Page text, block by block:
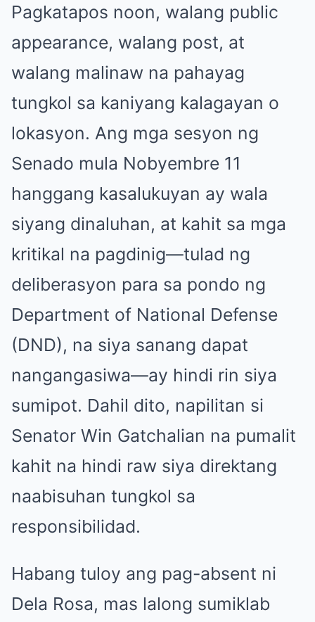
Pagkatapos noon, walang public
appearance, walang post, at
walang malinaw na pahayag
tungkol sa kaniyang kalagayan o
lokasyon. Ang mga sesyon ng
Senado mula Nobyembre 11
hanggang kasalukuyan ay wala
siyang dinaluhan, at kahit sa mga
kritikal na pagdinig—tulad ng
deliberasyon para sa pondo ng
Department of National Defense
(DND), na siya sanang dapat
nangangasiwa—ay hindi rin siya
sumipot. Dahil dito, napilitan si
Senator Win Gatchalian na pumalit
kahit na hindi raw siya direktang
naabisuhan tungkol sa
responsibilidad.
Habang tuloy ang pag-absent ni
Dela Rosa, mas lalong sumiklab